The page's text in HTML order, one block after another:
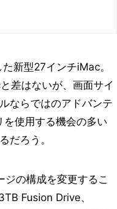
新型27インチiMac。
差はないが、画面サイ
ならではのアドバンテ
使用する機会の多い
だろう。
の構成を変更するこ
Fusion Drive、